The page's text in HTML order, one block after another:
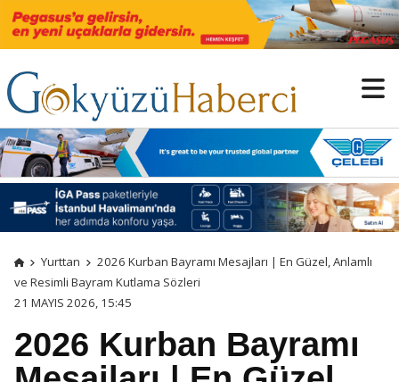
Yurttan
2026 Kurban Bayramı Mesajları | En Güzel, Anlamlı
ve Resimli Bayram Kutlama Sözleri
21 MAYIS 2026, 15:45
2026 Kurban Bayramı